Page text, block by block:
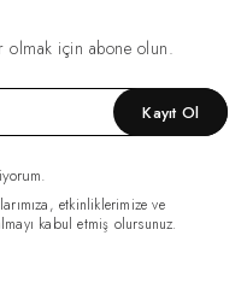
olmak için abone olun.
Kayıt Ol
etkinliklerimize ve
kabul etmiş olursunuz.